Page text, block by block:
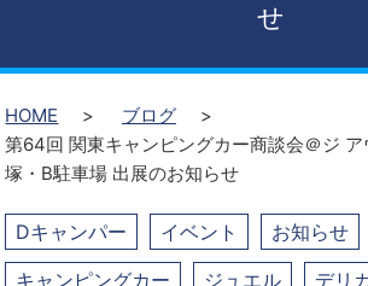
せ
HOME
ブログ
第64回 関東キャンピングカー商談会＠ジ
塚・B駐車場 出展のお知らせ
Dキャンパー イベント お知らせ
キャンピングカー ジュエル デリ